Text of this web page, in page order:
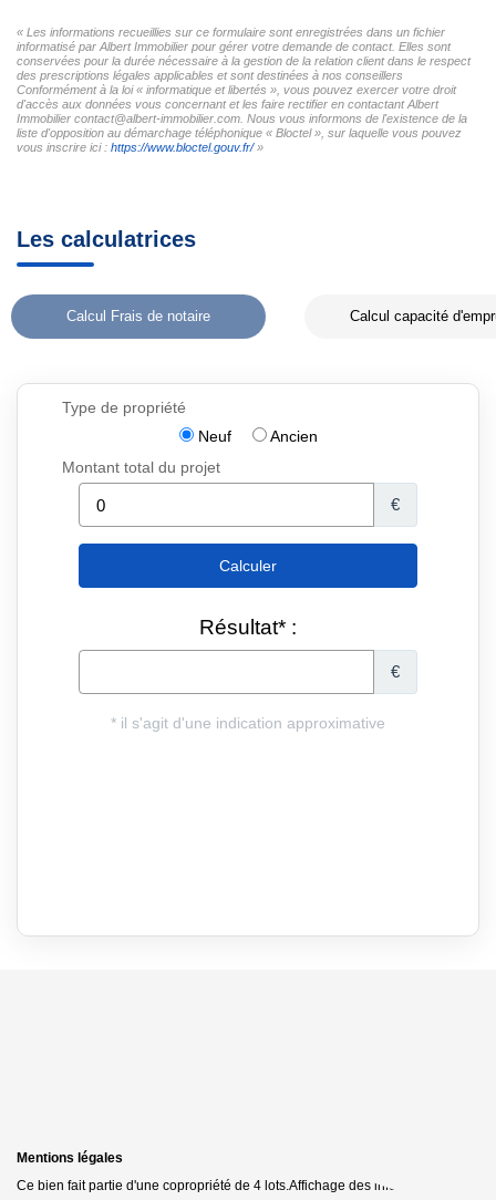
« Les informations recueillies sur ce formulaire sont enregistrées dans un fichier
informatisé par Albert Immobilier pour gérer votre demande de contact. Elles sont
conservées pour la durée nécessaire à la gestion de la relation client dans le respect
des prescriptions légales applicables et sont destinées à nos conseillers
Conformément à la loi « informatique et libertés », vous pouvez exercer votre droit
d'accès aux données vous concernant et les faire rectifier en contactant Albert
Immobilier contact@albert-immobilier.com. Nous vous informons de l'existence de la
liste d'opposition au démarchage téléphonique « Bloctel », sur laquelle vous pouvez
vous inscrire ici : https://www.bloctel.gouv.fr/»
Les calculatrices
Calcul Frais de notaire Calcul capacité
Mentions légales
Ce bien fait partie d'une copropriété de 4 lots.Affichage des informations